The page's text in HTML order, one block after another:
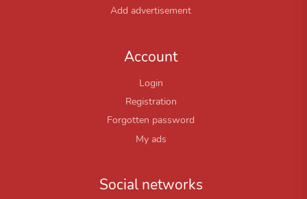
Add advertisement
Account
Login
Registration
Forgotten password
My ads
Social networks